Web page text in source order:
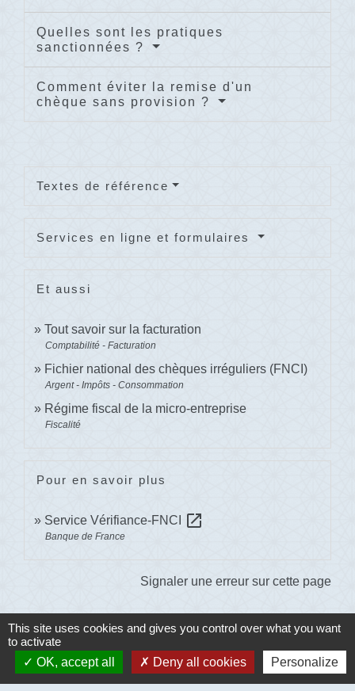
Quelles sont les pratiques
sanctionnées ?
Comment éviter la remise d'un
chèque sans provision ?
Textes de référence
Services en ligne et formulaires
Et aussi
Tout savoir sur la facturation
Comptabilité - Facturation
Fichier national des chèques irréguliers (FNCI)
Argent - Impôts - Consommation
Régime fiscal de la micro-entreprise
Fiscalité
Pour en savoir plus
Service Vérifiance-FNCI open_in_new
Banque de France
Signaler une erreur sur cette page
Contacts
This site uses cookies and gives you control over what you want
to activate
OK, accept all
Deny all cookies Personalize